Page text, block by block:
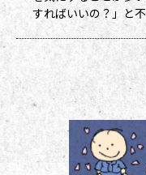
すればいいの？」と
多いのではないでし
かり気にしていては
ご本尊さまとしっか
せん。今号から２回
する浄土宗の作法の
大切な方と向き合い
を過ごしましょう。
お参りや法要の時に
ていた